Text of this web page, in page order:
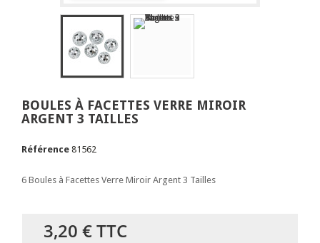
BOULES À FACETTES VERRE MIROIR
ARGENT 3 TAILLES
Référence 81562
6 Boules à Facettes Verre Miroir Argent 3 Tailles
3,20 €TTC